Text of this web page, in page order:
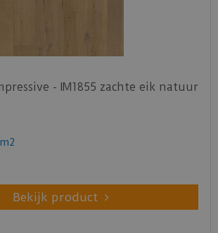
- IM1855 zachte eik natuur
Bekijk product